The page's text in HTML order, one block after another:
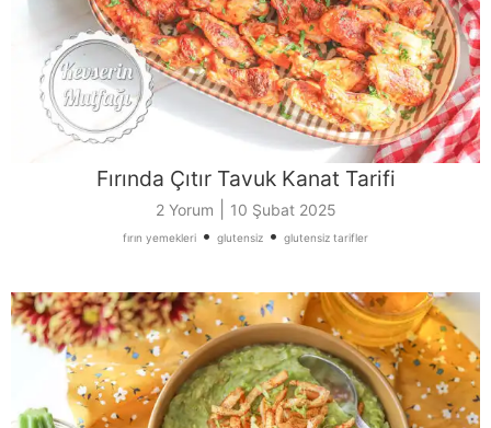
Fırında Çıtır Tavuk Kanat Tarifi
2 Yorum 10 Şubat 2025
fırın yemekleri • glutensiz • glutensiz tarifler